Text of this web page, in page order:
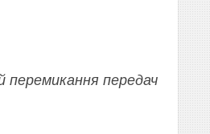
передач